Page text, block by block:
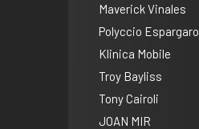
Maverick Vinales
Polyccio Espargaro
Klinica Mobile
Troy Bayliss
Tony Cairoli
JOAN MIR